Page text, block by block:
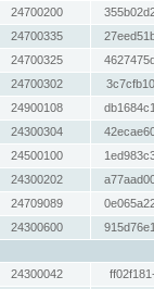
24700200
24700335
24700325
24700302
24900108
24300304
24500100
24300202
24709089
24300600
24300042